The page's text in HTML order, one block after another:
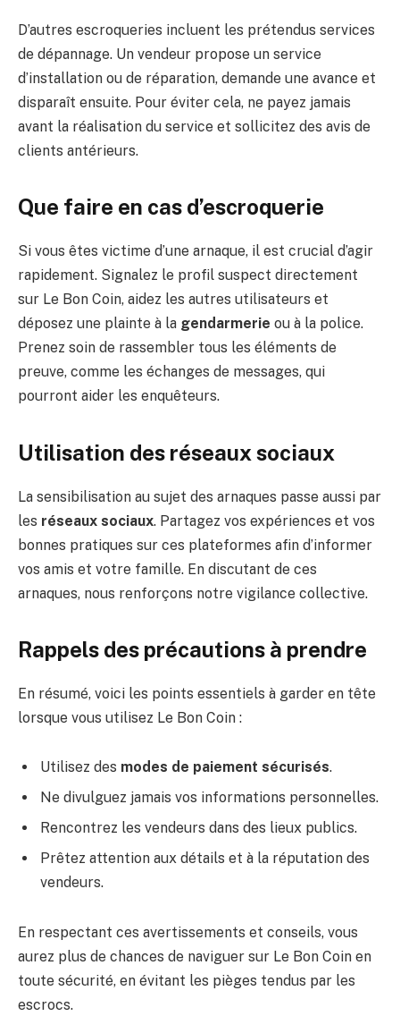
D’autres escroqueries incluent les prétendus services
de dépannage. Un vendeur propose un service
d’installation ou de réparation, demande une avance et
disparaît ensuite. Pour éviter cela, ne payez jamais
avant la réalisation du service et sollicitez des avis de
clients antérieurs.
Que faire en cas d’escroquerie
Si vous êtes victime d’une arnaque, il est crucial d’agir
rapidement. Signalez le profil suspect directement
sur Le Bon Coin, aidez les autres utilisateurs et
déposez une plainte à la gendarmerie ou à la police.
Prenez soin de rassembler tous les éléments de
preuve, comme les échanges de messages, qui
pourront aider les enquêteurs.
Utilisation des réseaux sociaux
La sensibilisation au sujet des arnaques passe aussi par
les réseaux sociaux. Partagez vos expériences et vos
bonnes pratiques sur ces plateformes afin d’informer
vos amis et votre famille. En discutant de ces
arnaques, nous renforçons notre vigilance collective.
Rappels des précautions à prendre
En résumé, voici les points essentiels à garder en tête
lorsque vous utilisez Le Bon Coin :
Utilisez des modes de paiement sécurisés.
Ne divulguez jamais vos informations personnelles.
Rencontrez les vendeurs dans des lieux publics.
Prêtez attention aux détails et à la réputation des
vendeurs.
En respectant ces avertissements et conseils, vous
aurez plus de chances de naviguer sur Le Bon Coin en
toute sécurité, en évitant les pièges tendus par les
escrocs.